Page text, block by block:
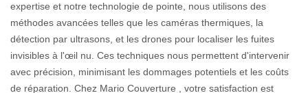
expertise et notre technologie de pointe, nous utilisons des
méthodes avancées telles que les caméras thermiques, la
détection par ultrasons, et les drones pour localiser les fuites
invisibles à l'œil nu. Ces techniques nous permettent d'intervenir
avec précision, minimisant les dommages potentiels et les coûts
de réparation. Chez Mario Couverture , votre satisfaction est